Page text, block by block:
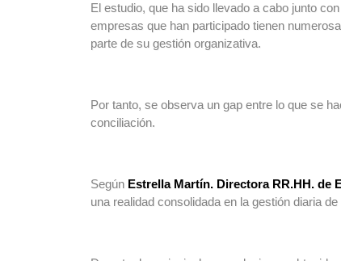
El estudio, que ha sido llevado a cabo junto
empresas que han participado tienen
parte de su gestión organizativa.
Por tanto, se observa un gap entre lo que se
conciliación.
Según Estrella Martín. Directora RR.HH. de
una realidad consolidada en la gestión diaria